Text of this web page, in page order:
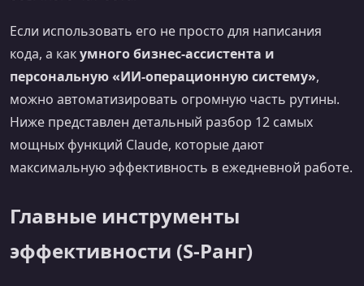
Если использовать его не просто для написания
кода, а какумного бизнес-ассистента и
персональную «ИИ-операционную систему»,
можно автоматизировать огромную часть рутины.
Ниже представлен детальный разбор 12 самых
мощных функций Claude, которые дают
максимальную эффективность в ежедневной работе.
Главные инструменты
эффективности (S-Ранг)